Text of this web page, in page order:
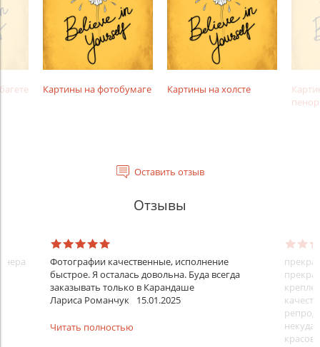
Картины на фотобумаге Картины на холсте
Оставить отзыв
Отзывы
Фотографии качественные, исполнение
быстрое. Я осталась довольна. Буда всегда
заказывать только в Карандаше
Лариса Романчук
15.01.2025
Читать полностью